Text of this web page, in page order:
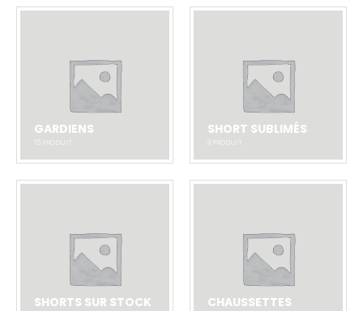
GARDIENS SHORT SUBLIMÉS
SHORTS SUR STOCK CHAUSSETTES